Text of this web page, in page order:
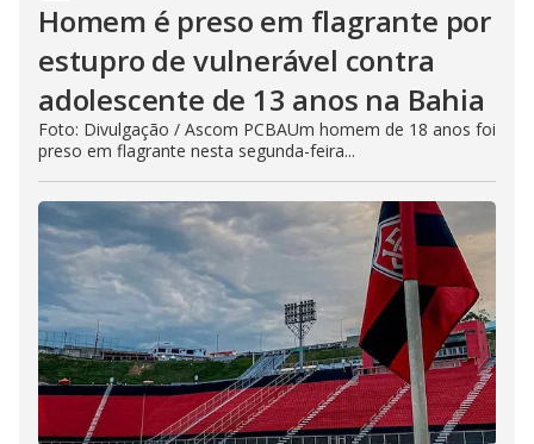
Homem é preso em flagrante por
estupro de vulnerável contra
adolescente de 13 anos na Bahia
Foto: Divulgação / Ascom PCBAUm homem de 18 anos foi
preso em flagrante nesta segunda-feira...